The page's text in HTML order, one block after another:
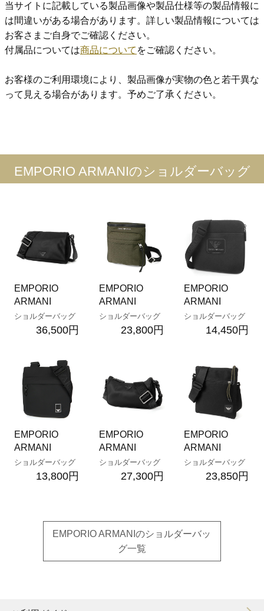
当サイトに記載している製品画像や製品仕様等の製品情報に
は間違いがある場合があります。詳しい製品情報については
お客さまご自身でご確認ください。
付属品については商品について をご確認ください。
お客様のご利用環境により、製品画像が実物の色と若干異な
って見える場合があります。予めご了承ください。
EMPORIO ARMANIのショルダーバッグ
EMPORIO
ARMANI
ショルダーバッグ
36,500円
EMPORIO
ARMANI
ショルダーバッグ
23,800円
EMPORIO
ARMANI
ショルダーバッグ
14,450円
EMPORIO
ARMANI
ショルダーバッグ
13,800円
EMPORIO
ARMANI
ショルダーバッグ
27,300円
EMPORIO
ARMANI
ショルダーバッグ
23,850円
EMPORIO ARMANIのショルダーバッ
グ一覧